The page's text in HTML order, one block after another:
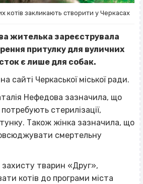
котів закликають створити у Черкасах
жителька зареєструвала
притулку для вуличних
є лише для собак.
на сайті Черкаської міської ради.
Нефедова зазначила, що
стерилізації,
Також жінка зазначила, що
смертельну
тварин «Друг»,
котів до програми міста